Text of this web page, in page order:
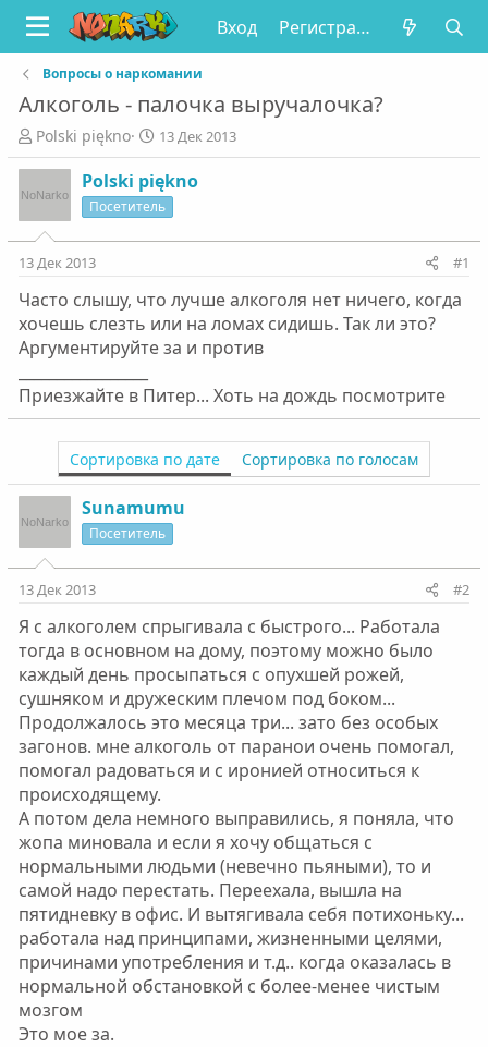
Вход Регистрация
Вопросы о наркомании
Алкоголь - палочка выручалочка?
А
в
т
о
р
т
е
ы
Polski piękno
Д
а
т
а
н
а
л
а
13 Дек 2013
Polski piękno
Посетитель
13 Дек 2013 #1
Часто слышу, что лучше алкоголя нет ничего, когда
хочешь слезть или на ломах сидишь. Так ли это?
Аргументируйте за и против
Приезжайте в Питер... Хоть на дождь посмотрите
Сортировка по дате Сортировка по голосам
Sunamumu
Посетитель
13 Дек 2013 #2
Я с алкоголем спрыгивала с быстрого... Работала
тогда в основном на дому, поэтому можно было
каждый день просыпаться с опухшей рожей,
сушняком и дружеским плечом под боком...
Продолжалось это месяца три... зато без особых
загонов. мне алкоголь от паранои очень помогал,
помогал радоваться и с иронией относиться к
происходящему.
А потом дела немного выправились, я поняла, что
жопа миновала и если я хочу общаться с
нормальными людьми (невечно пьяными), то и
самой надо перестать. Переехала, вышла на
пятидневку в офис. И вытягивала себя потихоньку...
работала над принципами, жизненными целями,
причинами употребления и т.д.. когда оказалась в
нормальной обстановкой с более-менее чистым
мозгом
Это мое за.